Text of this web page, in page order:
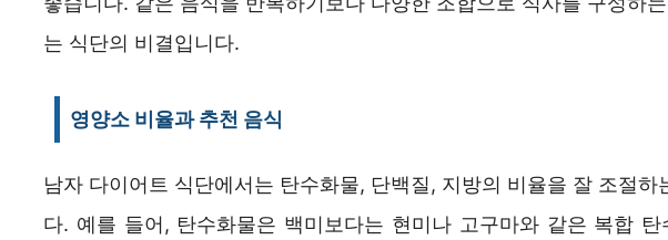
는 식단의 비결입니다.
영양소 비율과 추천 음식
남자 다이어트 식단에서는 탄수화물, 단백질, 지방의 비율을 잘 조절하
다. 예를 들어, 탄수화물은 백미보다는 현미나 고구마와 같은 복합 탄